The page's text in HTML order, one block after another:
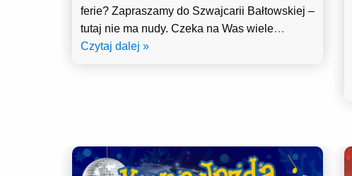
ferie? Zapraszamy do Szwajcarii Bałtowskiej –
tutaj nie ma nudy. Czeka na Was wiele…
Czytaj dalej »